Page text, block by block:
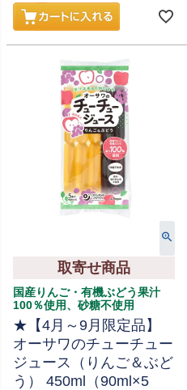
取寄せ商品
国産りんご・有機ぶどう果汁
100％使用、砂糖不使用
★【4月～9月限定品】
オーサワのチューチュー
ジュース（りんご＆ぶど
う） 450ml（90ml×5